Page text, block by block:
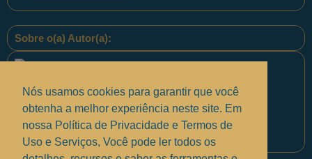
Sobre o(a) Autor(a):
Equipe PontoPM
Nós usamos cookies para garantir que você
obtenha a melhor experiência neste site. Em
nossa Política de Privacidade e Termos de
Uso e Serviços, Você pode ler todos os